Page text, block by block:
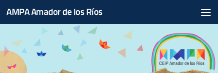
Saltar al contenido
AMPA Amador de los Ríos